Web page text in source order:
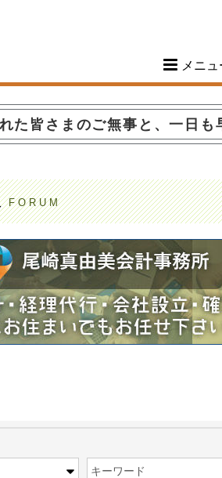
メニュ
た皆さまのご無事と、一日も
FORUM
キーワード